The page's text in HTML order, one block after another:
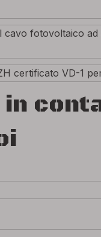
cavo fotovoltaico ad
certificato VD-1
in